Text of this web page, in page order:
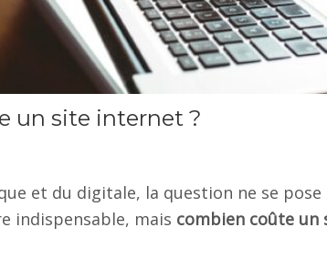
un site internet ?
et du digitale, la question ne se
indispensable, mais combien coûte